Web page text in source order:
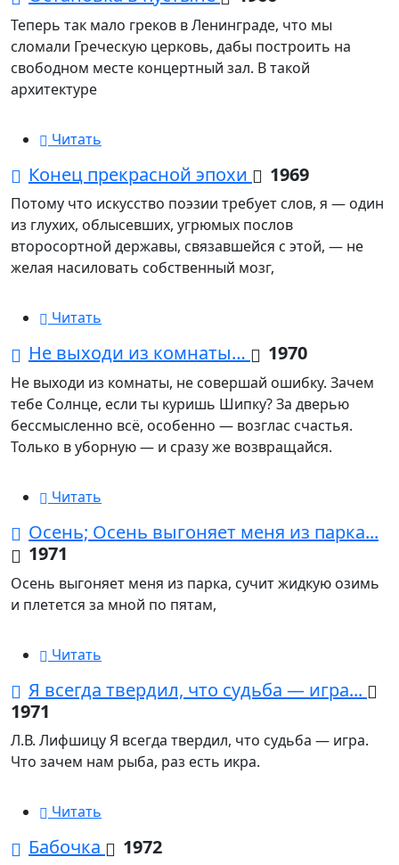
Теперь так мало греков в Ленинграде, что мы
сломали Греческую церковь, дабы построить на
свободном месте концертный зал. В такой
архитектуре
Читать
Конец прекрасной эпохи 1969
Потому что искусство поэзии требует слов, я — один
из глухих, облысевших, угрюмых послов
второсортной державы, связавшейся с этой, — не
желая насиловать собственный мозг,
Читать
Не выходи из комнаты… 1970
Не выходи из комнаты, не совершай ошибку. Зачем
тебе Солнце, если ты куришь Шипку? За дверью
бессмысленно всё, особенно — возглас счастья.
Только в уборную — и сразу же возвращайся.
Читать
Осень; Осень выгоняет меня из парка...
1971
Осень выгоняет меня из парка, сучит жидкую озимь
и плетется за мной по пятам,
Читать
Я всегда твердил, что судьба — игра...
1971
Л.В. Лифшицу Я всегда твердил, что судьба — игра.
Что зачем нам рыба, раз есть икра.
Читать
Бабочка 1972